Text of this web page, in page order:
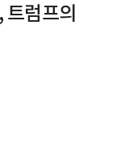
럼프의